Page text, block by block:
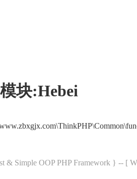
块:Hebei
& Simple OOP PHP Framework } -- [